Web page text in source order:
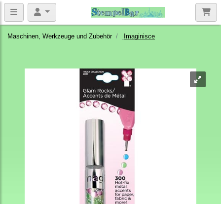
Maschinen, Werkzeuge und Zubehör Imaginisce